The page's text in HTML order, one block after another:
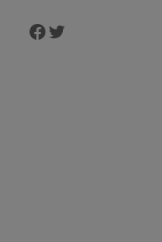
Facebook
Twitter